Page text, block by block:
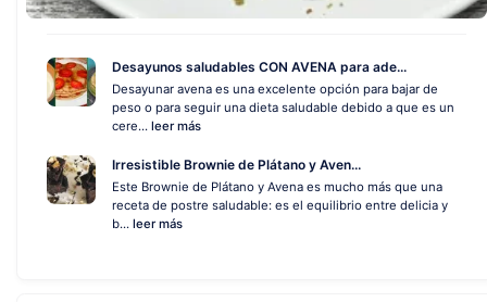
Desayunos saludables CON AVENA para ade...
Desayunar avena es una excelente opción para bajar de
peso o para seguir una dieta saludable debido a que es un
cere... leer más
Irresistible Brownie de Plátano y Aven...
Este Brownie de Plátano y Avena es mucho más que una
receta de postre saludable: es el equilibrio entre delicia y
b... leer más